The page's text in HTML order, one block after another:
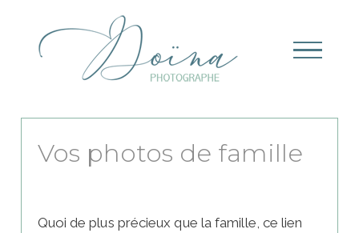
content
Vos photos de famille
Quoi de plus précieux que la famille, ce lien